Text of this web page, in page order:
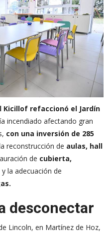
Kicillof refaccionó el Jardín
incendiado afectando gran
con una inversión de 285
reconstrucción de aulas, hall
de cubierta,
y la adecuación de
desconectar
Lincoln, en Martínez de Hoz,